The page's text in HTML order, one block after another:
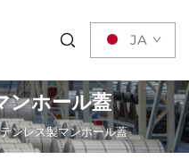
JA
ンホール蓋
ンレス製マンホール蓋